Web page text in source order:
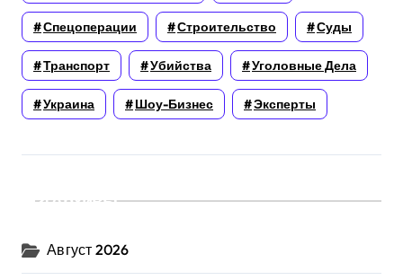
Спецоперации Строительство Суды
Транспорт Убийства Уголовные Дела
Украина Шоу-Бизнес Эксперты
Архивы
Август 2026